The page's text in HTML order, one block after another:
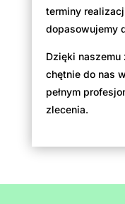
terminy
dopasowujemy
Dzięki naszemu
chętnie do nas
pełnym
zlecenia.